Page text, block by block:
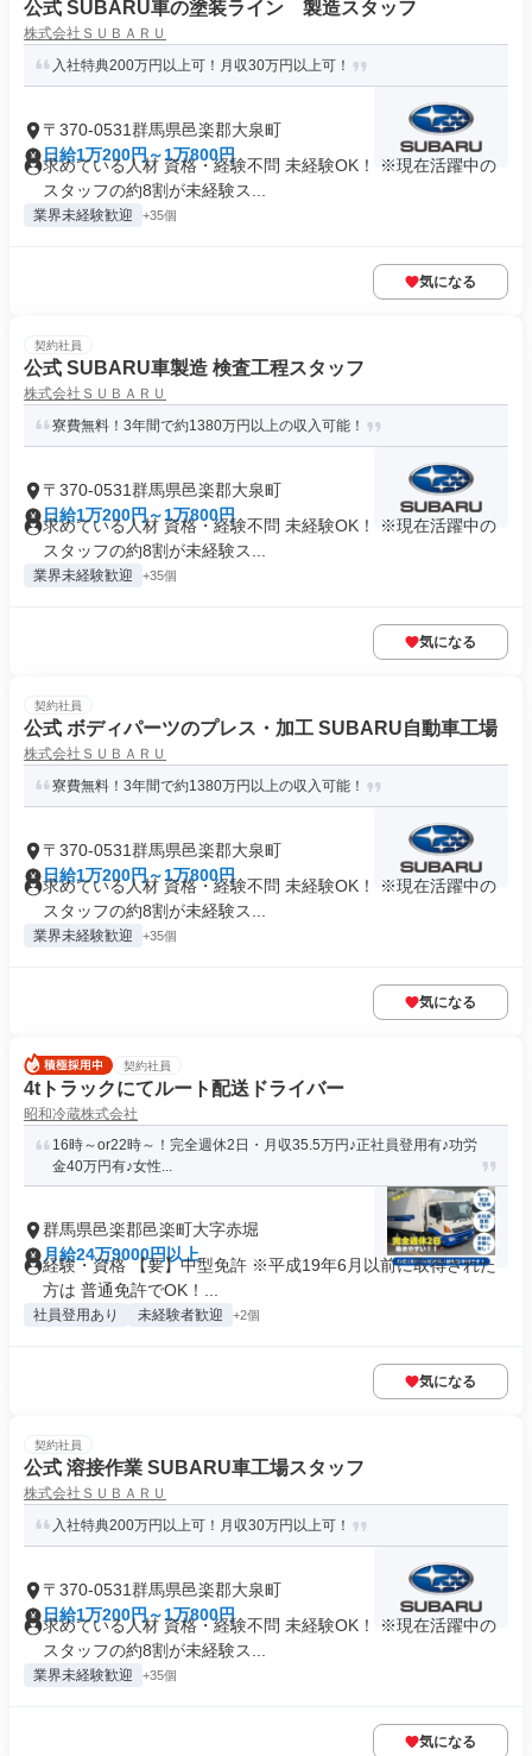
公式 SUBARU車の塗装ライン 製造スタッフ
株式会社ＳＵＢＡＲＵ
入社特典200万円以上可！月収30万円以上可！
〒370-0531群馬県邑楽郡大泉町
日給1万200円～1万800円
求めている人材 資格・経験不問 未経験OK！ ※現在活躍中の
スタッフの約8割が未経験ス...
業界未経験歓迎 +35個
気になる
契約社員
公式 SUBARU車製造 検査工程スタッフ
株式会社ＳＵＢＡＲＵ
寮費無料！3年間で約1380万円以上の収入可能！
〒370-0531群馬県邑楽郡大泉町
日給1万200円～1万800円
求めている人材 資格・経験不問 未経験OK！ ※現在活躍中の
スタッフの約8割が未経験ス...
業界未経験歓迎 +35個
気になる
契約社員
公式 ボディパーツのプレス・加工 SUBARU自動車工場
株式会社ＳＵＢＡＲＵ
寮費無料！3年間で約1380万円以上の収入可能！
〒370-0531群馬県邑楽郡大泉町
日給1万200円～1万800円
求めている人材 資格・経験不問 未経験OK！ ※現在活躍中の
スタッフの約8割が未経験ス...
業界未経験歓迎 +35個
気になる
契約社員
4tトラックにてルート配送ドライバー
昭和冷蔵株式会社
16時～or22時～！完全週休2日・月収35.5万円♪正社員登用有♪功労
金40万円有♪女性...
群馬県邑楽郡邑楽町大字赤堀
月給24万9000円以上
経験・資格 【要】中型免許 ※平成19年6月以前に取得された
方は 普通免許でOK！...
社員登用あり 未経験者歓迎 +2個
気になる
契約社員
公式 溶接作業 SUBARU車工場スタッフ
株式会社ＳＵＢＡＲＵ
入社特典200万円以上可！月収30万円以上可！
〒370-0531群馬県邑楽郡大泉町
日給1万200円～1万800円
求めている人材 資格・経験不問 未経験OK！ ※現在活躍中の
スタッフの約8割が未経験ス...
業界未経験歓迎 +35個
気になる